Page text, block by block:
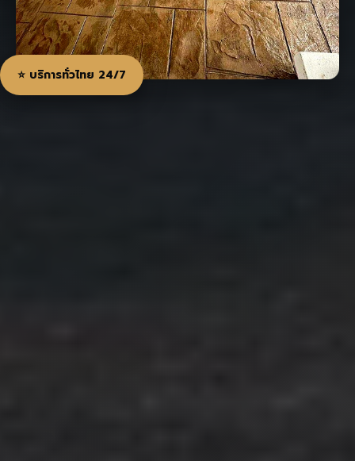
⭐ บริการทั่วไทย 24/7